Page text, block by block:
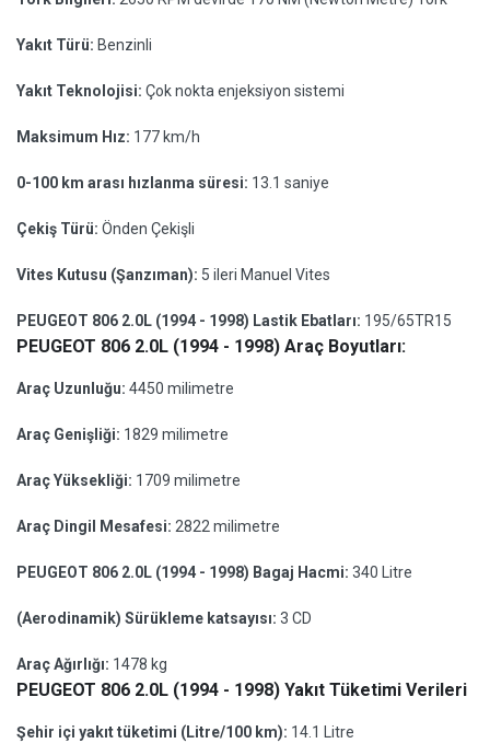
Yakıt Türü: Benzinli
Yakıt Teknolojisi: Çok nokta enjeksiyon sistemi
Maksimum Hız: 177 km/h
0-100 km arası hızlanma süresi: 13.1 saniye
Çekiş Türü: Önden Çekişli
Vites Kutusu (Şanzıman): 5 ileri Manuel Vites
PEUGEOT 806 2.0L (1994 - 1998) Lastik Ebatları: 195/65TR15
PEUGEOT 806 2.0L (1994 - 1998) Araç Boyutları:
Araç Uzunluğu: 4450 milimetre
Araç Genişliği: 1829 milimetre
Araç Yüksekliği: 1709 milimetre
Araç Dingil Mesafesi: 2822 milimetre
PEUGEOT 806 2.0L (1994 - 1998) Bagaj Hacmi: 340 Litre
(Aerodinamik) Sürükleme katsayısı: 3 CD
Araç Ağırlığı: 1478 kg
PEUGEOT 806 2.0L (1994 - 1998) Yakıt Tüketimi Verileri
Şehir içi yakıt tüketimi (Litre/100 km): 14.1 Litre